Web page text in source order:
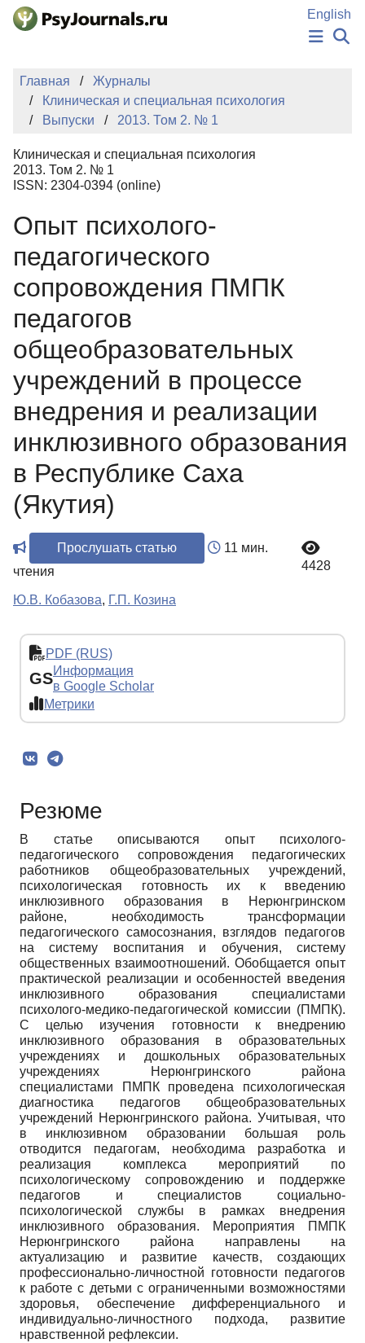
Перейти к основному содержанию
English
НОВОСТИ
АВТОРЫ
КЛЮЧЕВЫЕ СЛОВА
Регистрация
Главная
Журналы
Клиническая и специальная психология
Выпуски
2013. Том 2. № 1
Клиническая и специальная психология
2013. Том 2. № 1
ISSN: 2304-0394 (online)
Опыт психолого-
педагогического
сопровождения ПМПК
педагогов
общеобразовательных
учреждений в процессе
внедрения и реализации
инклюзивного образования
в Республике Саха
(Якутия)
Прослушать статью
11 мин.
чтения
4428
Ю.В. Кобазова, Г.П. Козина
PDF (RUS)
GSИнформация
в Google Scholar
Метрики
Резюме
В статье описываются опыт психолого-
педагогического сопровождения педагогических
работников общеобразовательных учреждений,
психологическая готовность их к введению
инклюзивного образования в Нерюнгринском
районе, необходимость трансформации
педагогического самосознания, взглядов педагогов
на систему воспитания и обучения, систему
общественных взаимоотношений. Обобщается опыт
практической реализации и особенностей введения
инклюзивного образования специалистами
психолого-медико-педагогической комиссии (ПМПК).
С целью изучения готовности к внедрению
инклюзивного образования в образовательных
учреждениях и дошкольных образовательных
учреждениях Нерюнгринского района
специалистами ПМПК проведена психологическая
диагностика педагогов общеобразовательных
учреждений Нерюнгринского района. Учитывая, что
в инклюзивном образовании большая роль
отводится педагогам, необходима разработка и
реализация комплекса мероприятий по
психологическому сопровождению и поддержке
педагогов и специалистов социально-
психологической службы в рамках внедрения
инклюзивного образования. Мероприятия ПМПК
Нерюнгринского района направлены на
актуализацию и развитие качеств, создающих
профессионально-личностной готовности педагогов
к работе с детьми с ограниченными возможностями
здоровья, обеспечение дифференциального и
индивидуально-личностного подхода, развитие
нравственной рефлексии.